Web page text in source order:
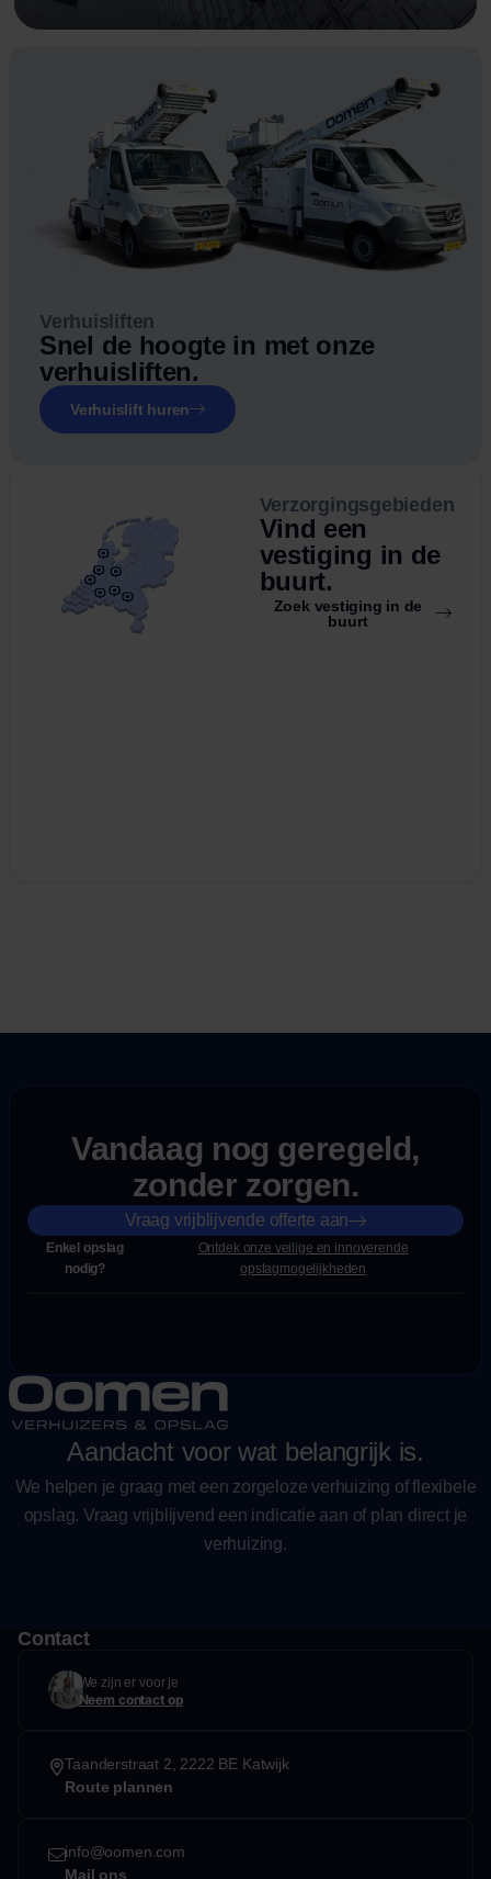
Verhuisliften
Snel de hoogte in met onze
verhuisliften.
Verhuislift huren
Verzorgingsgebieden
Vind een
vestiging in de
buurt.
Zoek vestiging in de
buurt
Aandacht voor wat belangrijk is.
We helpen je graag met een zorgeloze verhuizing of flexibele
opslag. Vraag vrijblijvend een indicatie aan of plan direct je
verhuizing.
Vandaag nog geregeld,
zonder zorgen.
Vraag vrijblijvende offerte aan
Enkel opslag
nodig?
Ontdek onze veilige en innoverende
opslagmogelijkheden
Contact
We zijn er voor je
Neem contact op
Taanderstraat 2, 2222 BE Katwijk
Route plannen
info@oomen.com
Mail ons